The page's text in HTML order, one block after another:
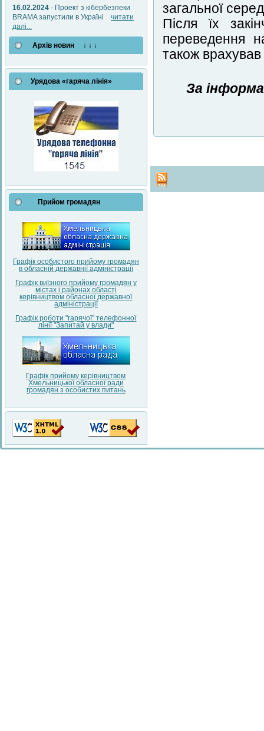
16.02.2024 - Проект з кібербезпеки
BRAMA запустили в Україні читати
далі...
Архів новин ↓ ↓ ↓
Урядова «гаряча лінія»
Прийом громадян
Графік особистого прийому громадян
в обласній державнії адміністрації
Графік виїзного прийому громадян у
містах і районах області
керівництвом обласної державної
адміністрації
Графік роботи "гарячої" телефонної
лінії "Запитай у влади"
Графік прийому керівництвом
Хмельницької обласної ради
громадян з особистих питань
загальної
Після їх
переведення
також
За